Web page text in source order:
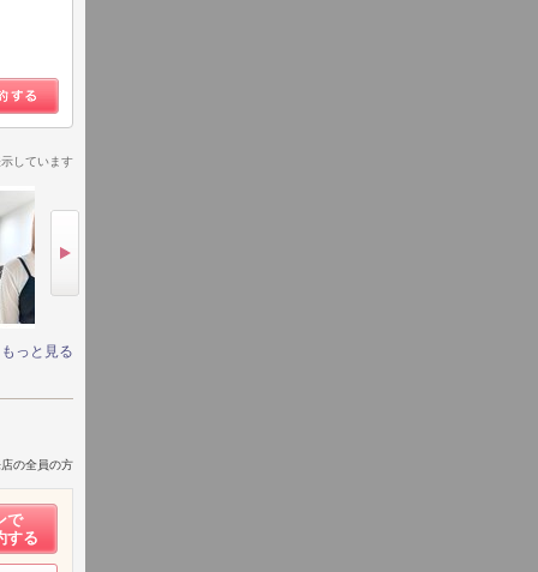
しています
もっと見る
の全員の方
で
する